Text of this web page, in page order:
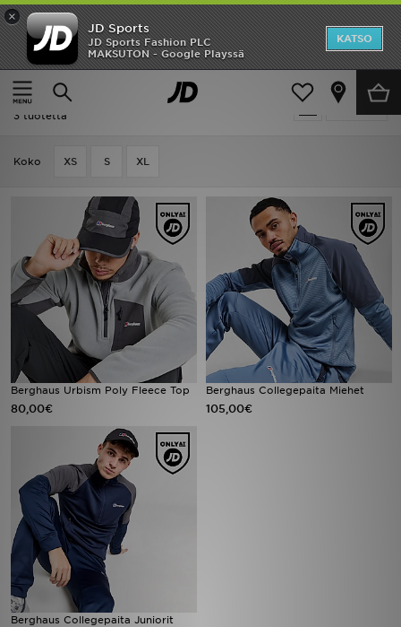
×
JD Sports
JD Sports Fashion PLC
MAKSUTON - Google Playssä
KATSO
Etusivu
Miehet Miesten vaatteet Collegepaidat
Suodata
Miehet - Berghaus Collegepaidat
3 tuotetta
Koko XS S XL
Berghaus Urbism Poly Fleece Top
80,00€
Berghaus Collegepaita Miehet
105,00€
Berghaus Collegepaita Juniorit
Etusivu
ALE
Uutuudet
Lapset
Suosikit
Tuotemerkit
Inspiroidu
Lataa JD-sovellus
Minun JD
Minun viestini
Asiakaspalvelu ja tietoa